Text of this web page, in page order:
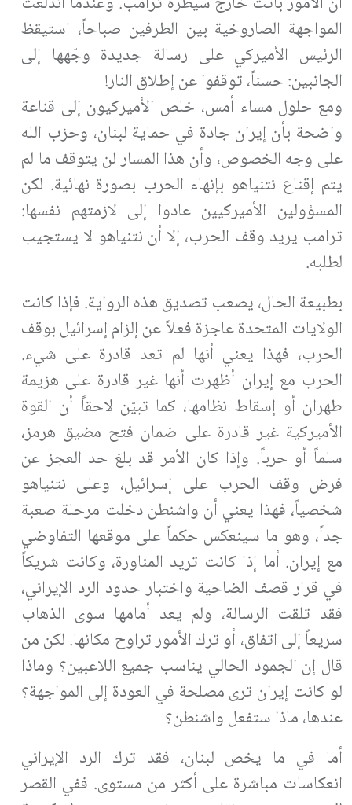
المواجهة الصاروخية بين الطرفين صباحاً، استيقظ
الرئيس الأميركي على رسالة جديدة وجّهها إلى
الجانبين: حسناً، توقفوا عن إطلاق النار!
ومع حلول مساء أمس، خلص الأميركيون إلى قناعة
واضحة بأن إيران جادة في حماية لبنان، وحزب الله
على وجه الخصوص، وأن هذا المسار لن يتوقف ما لم
يتم إقناع نتنياهو بإنهاء الحرب بصورة نهائية. لكن
المسؤولين الأميركيين عادوا إلى لازمتهم نفسها:
ترامب يريد وقف الحرب، إلا أن نتنياهو لا يستجيب
لطلبه.
بطبيعة الحال، يصعب تصديق هذه الرواية. فإذا كانت
الولايات المتحدة عاجزة فعلاً عن إلزام إسرائيل بوقف
الحرب، فهذا يعني أنها لم تعد قادرة على شيء.
الحرب مع إيران أظهرت أنها غير قادرة على هزيمة
طهران أو إسقاط نظامها، كما تبيّن لاحقاً أن القوة
الأميركية غير قادرة على ضمان فتح مضيق هرمز،
سلماً أو حرباً. وإذا كان الأمر قد بلغ حد العجز عن
فرض وقف الحرب على إسرائيل، وعلى نتنياهو
شخصياً، فهذا يعني أن واشنطن دخلت مرحلة صعبة
جداً، وهو ما سينعكس حكماً على موقعها التفاوضي
مع إيران. أما إذا كانت تريد المناورة، وكانت شريكاً
في قرار قصف الضاحية واختبار حدود الرد الإيراني،
فقد تلقت الرسالة، ولم يعد أمامها سوى الذهاب
سريعاً إلى اتفاق، أو ترك الأمور تراوح مكانها. لكن من
قال إن الجمود الحالي يناسب جميع اللاعبين؟ وماذا
لو كانت إيران ترى مصلحة في العودة إلى المواجهة؟
عندها، ماذا ستفعل واشنطن؟
أما في ما يخص لبنان، فقد ترك الرد الإيراني
انعكاسات مباشرة على أكثر من مستوى. ففي القصر